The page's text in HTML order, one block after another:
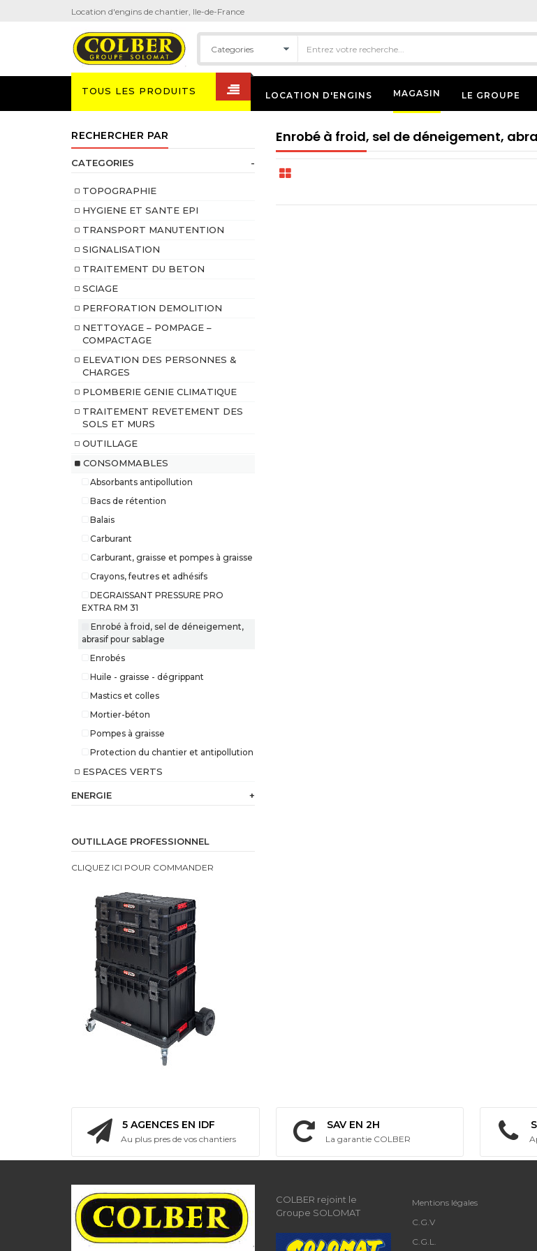
Location d'engins de chantier, Ile-de-France
TOUS LES PRODUITS LOCATION D'ENGINS MAGASIN LE GROUPE
Enrobé à froid, sel de déneigement,
RECHERCHER PAR
CATEGORIES -
TOPOGRAPHIE
HYGIENE ET SANTE EPI
TRANSPORT MANUTENTION
SIGNALISATION
TRAITEMENT DU BETON
SCIAGE
PERFORATION DEMOLITION
NETTOYAGE – POMPAGE –
COMPACTAGE
ELEVATION DES PERSONNES &
CHARGES
PLOMBERIE GENIE CLIMATIQUE
TRAITEMENT REVETEMENT DES
SOLS ET MURS
OUTILLAGE
CONSOMMABLES
Absorbants antipollution
Bacs de rétention
Balais
Carburant
Carburant, graisse et pompes à graisse
Crayons, feutres et adhésifs
DEGRAISSANT PRESSURE PRO
EXTRA RM 31
Enrobé à froid, sel de déneigement,
abrasif pour sablage
Enrobés
Huile - graisse - dégrippant
Mastics et colles
Mortier-béton
Pompes à graisse
Protection du chantier et antipollution
ESPACES VERTS
ENERGIE +
intégrée
Energie
OUTILLAGE PROFESSIONNEL
CLIQUEZ ICI POUR COMMANDER
5 AGENCES EN IDF
Au plus pres de vos chantiers
SAV EN 2H
La garantie COLBER
COLBER rejoint le
Groupe SOLOMAT
Mentions légales
C.G.V
C.G.L.